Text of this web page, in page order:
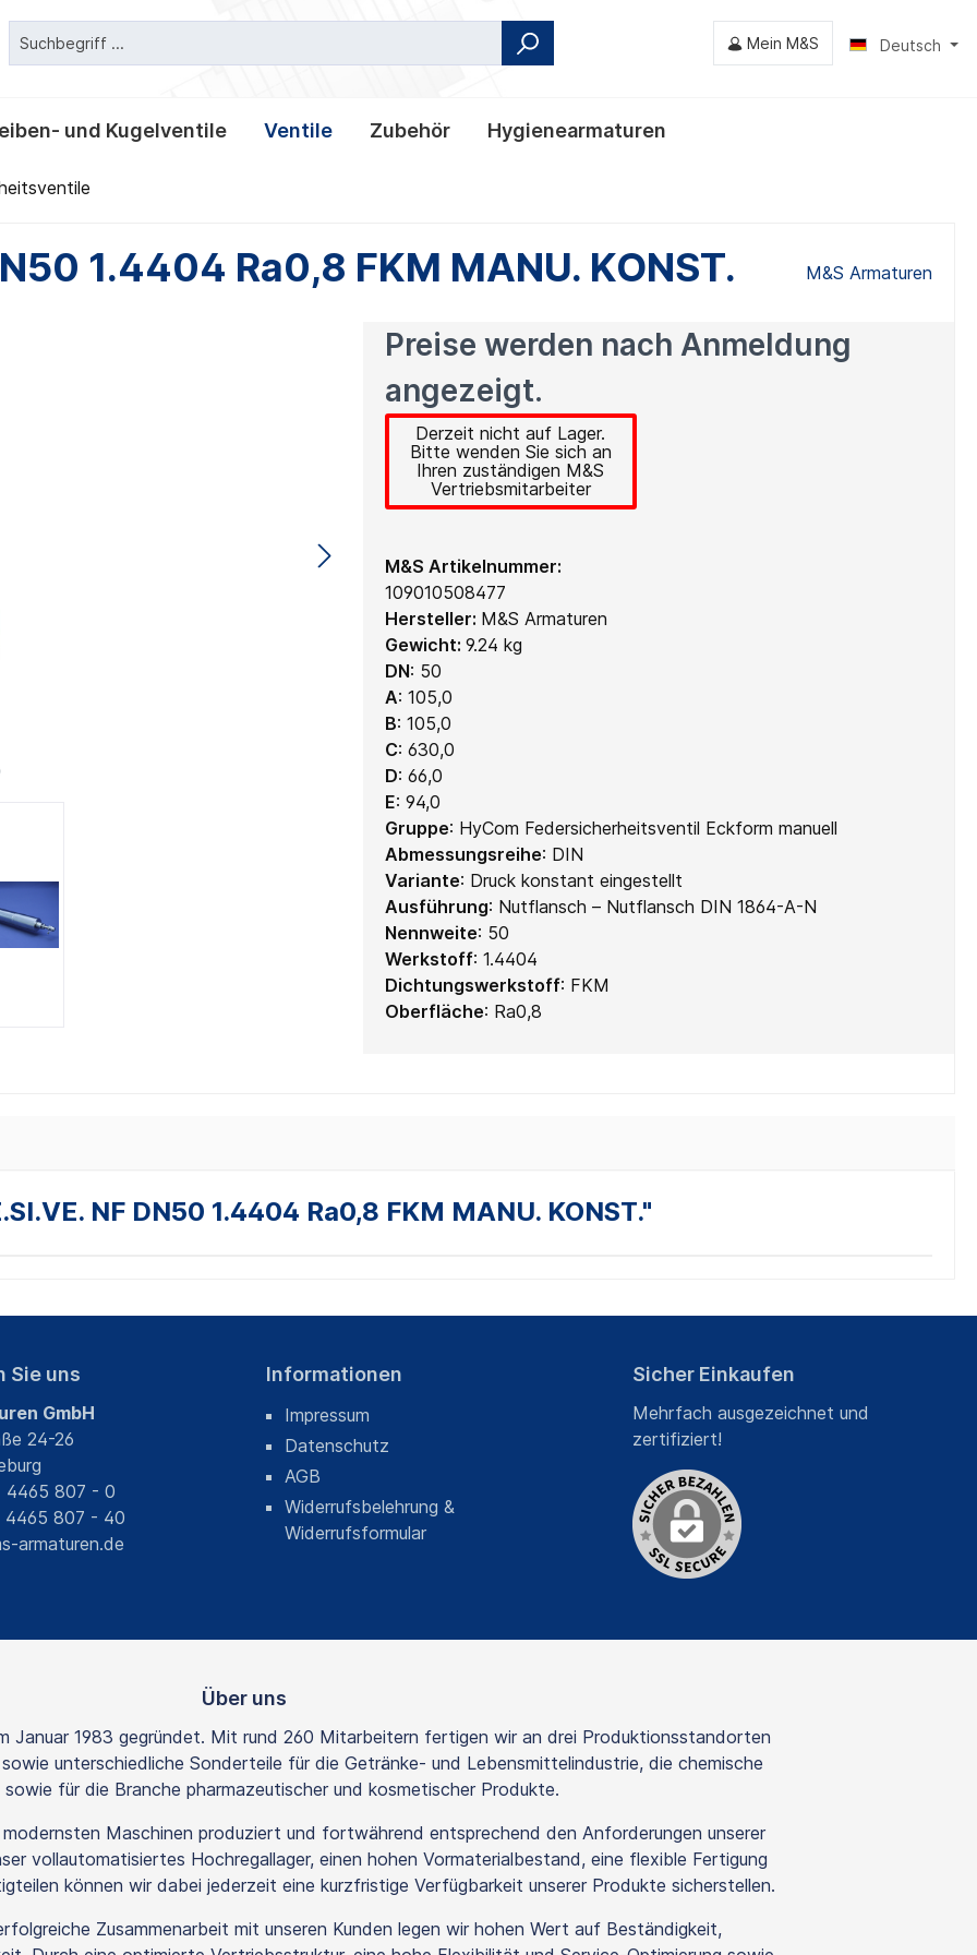
Deutsch
Mein M&S
und Kugelventile Ventile Zubehör Hygienearmaturen
und
Reduzierstücke
1.4404 Ra0,8 FKM MANU. KONST. M&S Armaturen
Preise werden nach Anmeldung
angezeigt.
Derzeit nicht auf Lager.
Bitte wenden Sie sich an
Ihren zuständigen M&S
Vertriebsmitarbeiter
M&S Artikelnummer:
109010508477
Hersteller: M&S Armaturen
Gewicht: 9.24 kg
DN: 50
A: 105,0
B: 105,0
C: 630,0
D: 66,0
E: 94,0
Gruppe: HyCom Federsicherheitsventil Eckform manuell
Abmessungsreihe: DIN
Variante: Druck konstant eingestellt
Ausführung: Nutflansch – Nutflansch DIN 1864-A-N
Nennweite: 50
Werkstoff: 1.4404
Dichtungswerkstoff: FKM
Oberfläche: Ra0,8
NF DN50 1.4404 Ra0,8 FKM MANU. KONST."
Informationen
Impressum
Datenschutz
AGB
Widerrufsbelehrung &
Widerrufsformular
Sie uns
GmbH
24-26
807 - 0
807 - 40
armaturen.de
Sicher Einkaufen
Mehrfach ausgezeichnet und
zertifiziert!
Über uns
Januar 1983 gegründet. Mit rund 260 Mitarbeitern fertigen wir an drei Produktionsstandorten
unterschiedliche Sonderteile für die Getränke- und Lebensmittelindustrie, die chemische
sowie für die Branche pharmazeutischer und kosmetischer Produkte.
Maschinen produziert und fortwährend entsprechend den Anforderungen unserer
vollautomatisiertes Hochregallager, einen hohen Vormaterialbestand, eine flexible Fertigung
können wir dabei jederzeit eine kurzfristige Verfügbarkeit unserer Produkte sicherstellen.
Zusammenarbeit mit unseren Kunden legen wir hohen Wert auf Beständigkeit,